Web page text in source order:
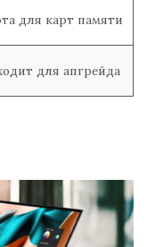
для карт памяти
для апгрейда